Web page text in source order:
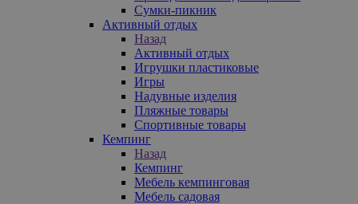
Сумки-пикник
Активный отдых
Назад
Активный отдых
Игрушки пластиковые
Игры
Надувные изделия
Пляжные товары
Спортивные товары
Кемпинг
Назад
Кемпинг
Мебель кемпинговая
Мебель садовая